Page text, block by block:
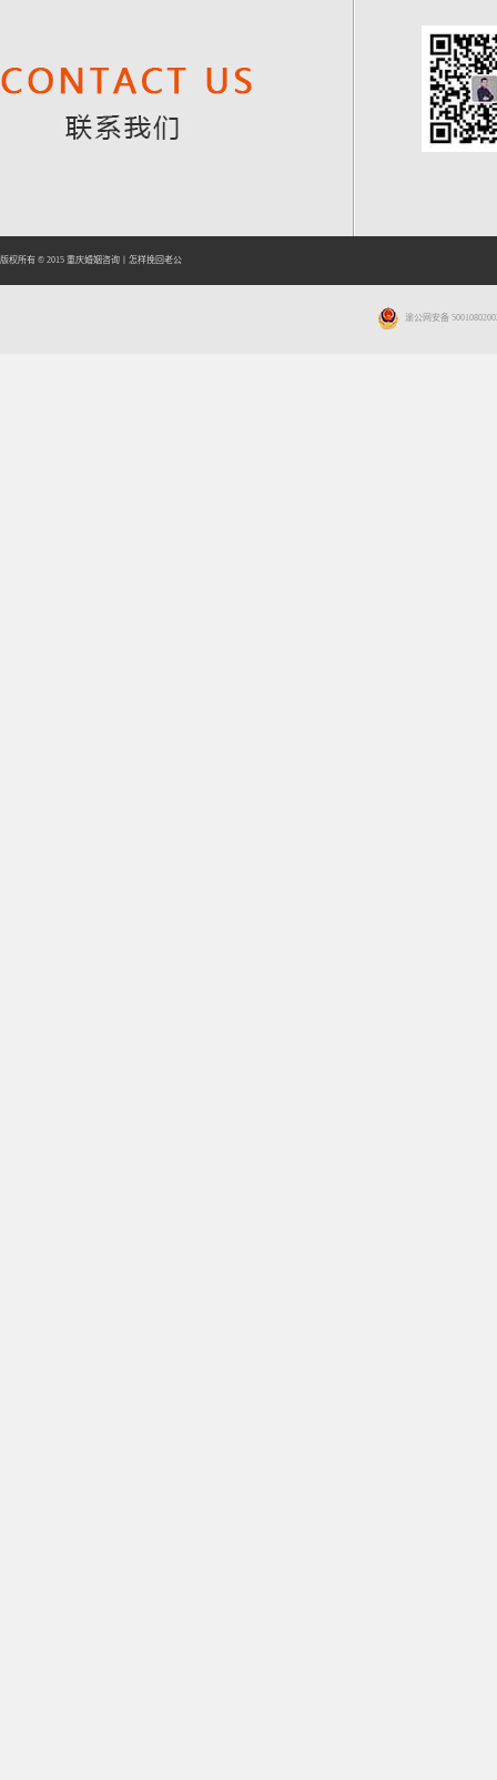
版权所有 © 2015 重庆婚姻咨询 怎样挽回老公
渝公网安备